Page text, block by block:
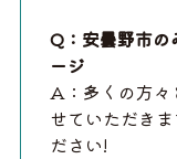
Q：安曇野市の
ージ
A：多くの方々
せていただき
ださい!